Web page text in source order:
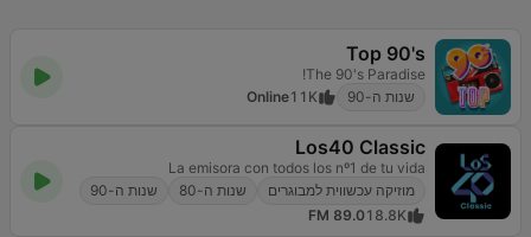
Top 90's
The 90's Paradise!
שנות ה-90
11K
Online
Los40 Classic
La emisora con todos los nº1 de tu vida
מוזיקה עכשווית למבוגרים
שנות ה-80
שנות ה-90
18.8K
89.0 FM